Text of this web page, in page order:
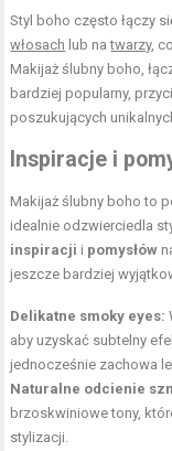
Styl boho często łączy
włosach lub natwarzy,
Makijaż ślubny boho,
bardziej popularny,
poszukujących
Inspiracje i
Makijaż ślubny boho to
idealnie odzwierciedla
inspiracji i pomysłów
jeszcze bardziej
Delikatne smoky eyes:
aby uzyskać subtelny
jednocześnie zachowa
Naturalne odcienie
brzoskwiniowe tony,
stylizacji.